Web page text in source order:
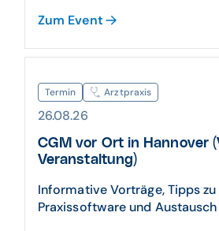
Zum Event
Termin Arztpraxis
26.08.26
CGM vor Ort in Hannover
Veranstaltung)
Informative Vorträge, Tipps
Praxissoftware und Austausch